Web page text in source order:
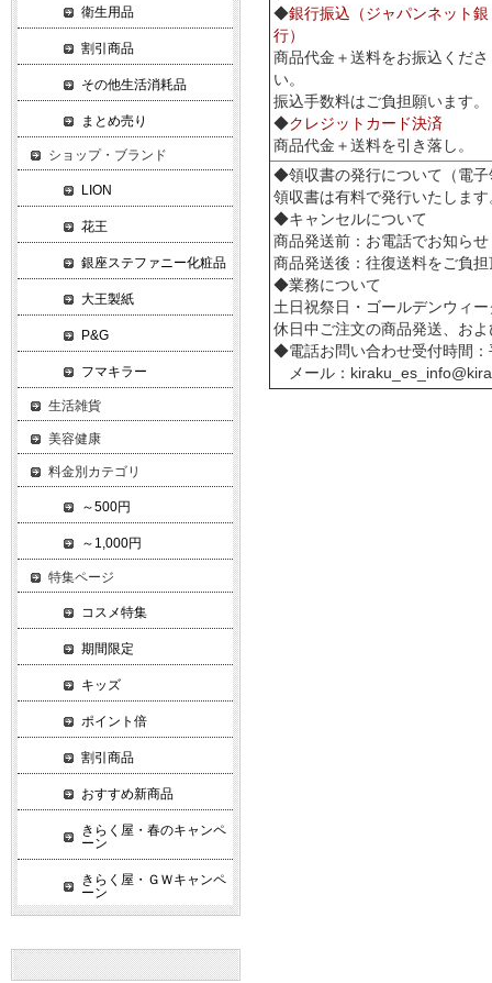
◆銀行振込（ジャパンネット銀
行）
商品代金＋送料をお振込くださ
い。
振込手数料はご負担願います。
◆クレジットカード決済
商品代金＋送料を引き落し。
◆領収書の発行について（電子
領収書は有料で発行いたしま
◆キャンセルについて
商品発送前：お電話でお知ら
商品発送後：往復送料をご負
◆業務について
土日祝祭日・ゴールデンウィ
休日中ご注文の商品発送、お
◆電話お問い合わせ受付時間
メール：
衛生用品
割引商品
その他生活消耗品
まとめ売り
ショップ・ブランド
LION
花王
銀座ステファニー化粧品
大王製紙
P&G
フマキラー
生活雑貨
美容健康
料金別カテゴリ
～500円
～1,000円
特集ページ
コスメ特集
期間限定
キッズ
ポイント倍
割引商品
おすすめ新商品
きらく屋・春のキャンペ
ーン
きらく屋・ＧＷキャンペ
ーン